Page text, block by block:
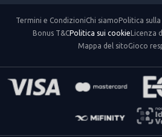
Termini e CondizioniChi siamo Politica
Bonus T&CPolitica sui cookie Licenza
Mappa del sitoGioco